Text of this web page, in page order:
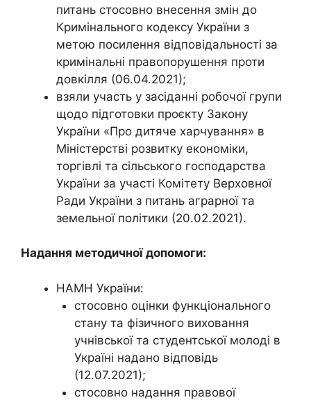
питань стосовно внесення змін до
Кримінального кодексу України з
метою посилення відповідальності за
кримінальні правопорушення проти
довкілля (06.04.2021);
взяли участь у засіданні робочої групи
щодо підготовки проєкту Закону
України «Про дитяче харчування» в
Міністерстві розвитку економіки,
торгівлі та сільського господарства
України за участі Комітету Верховної
Ради України з питань аграрної та
земельної політики (20.02.2021).
Надання методичної допомоги:
НАМН України:
стосовно оцінки функціонального
стану та фізичного виховання
учнівської та студентської молоді в
Україні надано відповідь
(12.07.2021);
стосовно надання правової